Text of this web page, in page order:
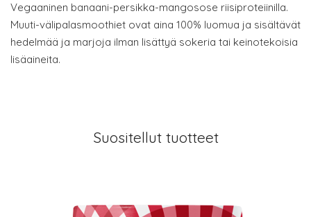
Vegaaninen banaani-persikka-mangosose riisiproteiinilla.
Muuti-välipalasmoothiet ovat aina 100% luomua ja sisältävät
hedelmää ja marjoja ilman lisättyä sokeria tai keinotekoisia
lisäaineita.
Suositellut tuotteet